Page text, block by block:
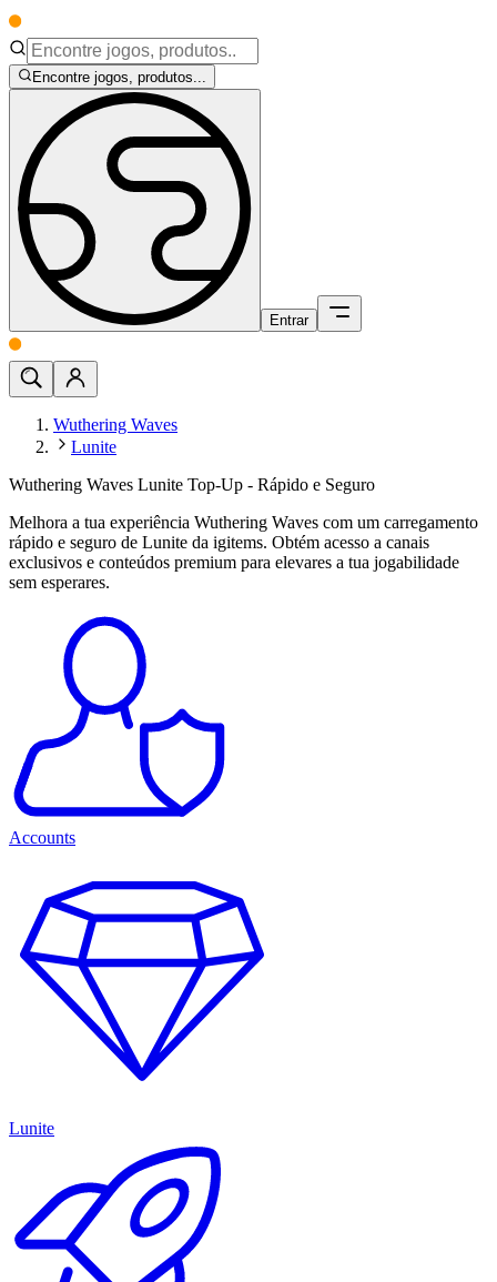
Encontre jogos, produtos...
Entrar
Wuthering Waves
Lunite
Wuthering Waves Lunite Top-Up - Rápido e Seguro
Melhora a tua experiência Wuthering Waves com um carregamento
rápido e seguro de Lunite da igitems. Obtém acesso a canais
exclusivos e conteúdos premium para elevares a tua jogabilidade
sem esperares.
Accounts
Lunite